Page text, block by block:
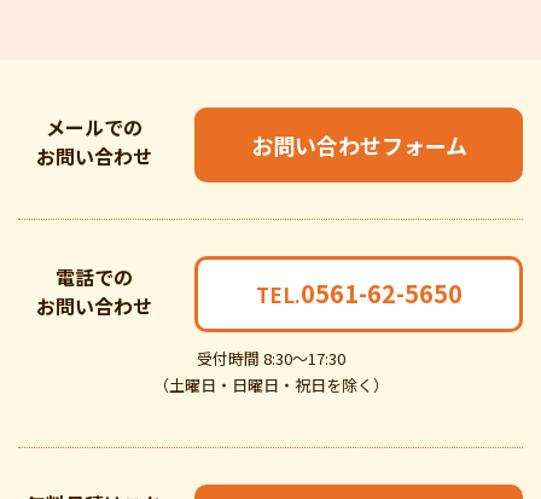
メールでの
お問い合わせ
お問い合わせフォーム
電話での
お問い合わせ
受付時間 8:30～17:30
（土曜日・日曜日・祝日を除く）
TEL.0561-62-5650